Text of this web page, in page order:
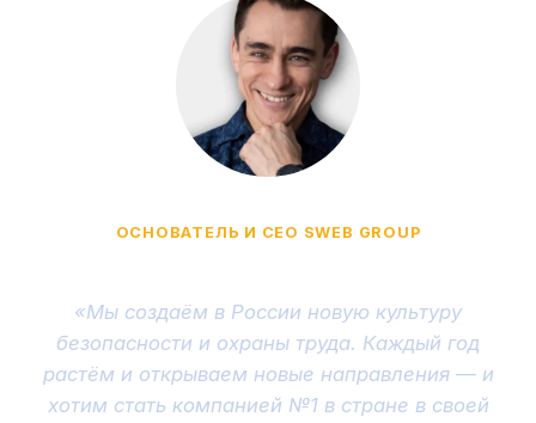
ОСНОВАТЕЛЬ И CEO SWEB GROUP
«Мы создаём в России новую культуру
безопасности и охраны труда. Каждый год
растём и открываем новые направления — и
хотим стать компанией №1 в стране в своей